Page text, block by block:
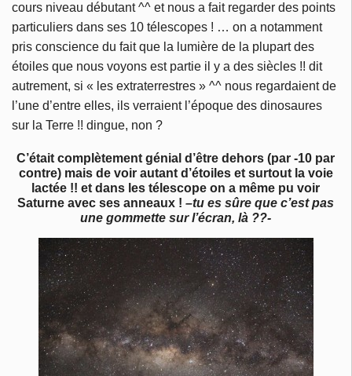
cours niveau débutant ^^ et nous a fait regarder des points
particuliers dans ses 10 télescopes ! … on a notamment
pris conscience du fait que la lumière de la plupart des
étoiles que nous voyons est partie il y a des siècles !! dit
autrement, si « les extraterrestres » ^^ nous regardaient de
l’une d’entre elles, ils verraient l’époque des dinosaures
sur la Terre !! dingue, non ?
C’était complètement génial d’être dehors (par -10 par
contre) mais de voir autant d’étoiles et surtout la voie
lactée !! et dans les télescope on a même pu voir
Saturne avec ses anneaux ! –tu es sûre que c’est pas
une gommette sur l’écran, là ??-